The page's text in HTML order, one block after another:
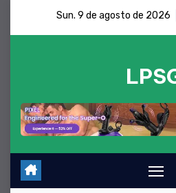
Sun. 9 de agosto de 2026